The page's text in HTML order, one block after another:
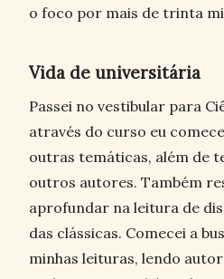
o foco por mais de trinta
Vida de universitária
Passei no vestibular para
através do curso eu
outras temáticas, além de
outros autores. Também
aprofundar na leitura de
das clássicas. Comecei a
minhas leituras, lendo